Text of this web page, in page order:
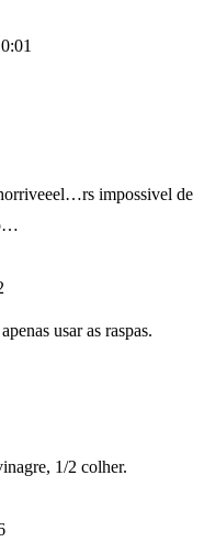
impossivel de
usar as raspas.
1/2 colher.